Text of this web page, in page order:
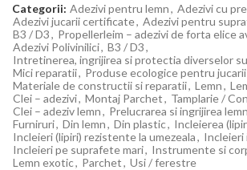
Categorii: Adezivi pentru lemn, Adezivi cu
Adezivi jucarii certificate, Adezivi pentru
B3 / D3, Propellerleim – adezivi de forta elice
Adezivi Polivinilici, B3 / D3,
Intretinerea, ingrijirea si protectia diverselor
Mici reparatii, Produse ecologice pentru
Materiale de constructii si reparatii, Lemn,
Clei – adezivi, Montaj Parchet, Tamplarie /
Clei – adeziv lemn, Prelucrarea si ingrijirea
Furniruri, Din lemn, Din plastic, Incleierea
Incleieri (lipiri) rezistente la umezeala,
Incleieri pe suprafete mari, Instrumente si
Lemn exotic, Parchet, Usi / ferestre